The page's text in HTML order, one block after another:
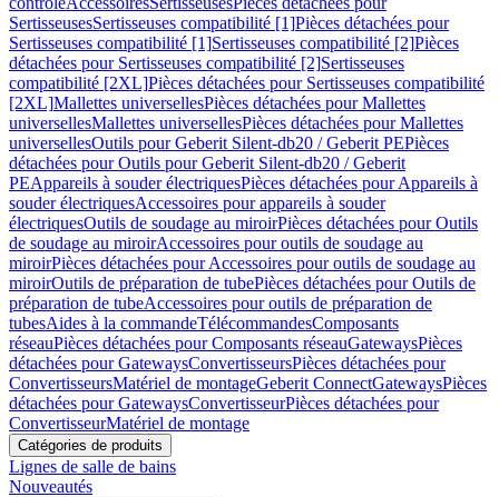
SertisseusesSertisseuses compatibilité [1]Pièces détachées pour
Sertisseuses compatibilité [1]Sertisseuses compatibilité [2]Pièces
détachées pour Sertisseuses compatibilité [2]Sertisseuses
compatibilité [2XL]Pièces détachées pour Sertisseuses compatibilité
[2XL]Mallettes universellesPièces détachées pour Mallettes
universellesMallettes universellesPièces détachées pour Mallettes
universellesOutils pour Geberit Silent-db20 / Geberit PEPièces
détachées pour Outils pour Geberit Silent-db20 / Geberit
PEAppareils à souder électriquesPièces détachées pour Appareils à
souder électriquesAccessoires pour appareils à souder
électriquesOutils de soudage au miroirPièces détachées pour Outils
de soudage au miroirAccessoires pour outils de soudage au
miroirPièces détachées pour Accessoires pour outils de soudage au
miroirOutils de préparation de tubePièces détachées pour Outils de
préparation de tubeAccessoires pour outils de préparation de
tubesAides à la commandeTélécommandesComposants
réseauPièces détachées pour Composants réseauGatewaysPièces
détachées pour GatewaysConvertisseursPièces détachées pour
ConvertisseursMatériel de montageGeberit ConnectGatewaysPièces
détachées pour GatewaysConvertisseurPièces détachées pour
ConvertisseurMatériel de montage
Catégories de produits
Lignes de salle de bains
Nouveautés